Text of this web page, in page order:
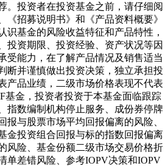
。投资者在投资基金之前，请仔细阅
《招募说明书》和《产品资料概要》
识基金的风险收益特征和产品特性，
投资期限、投资经验、资产状况等因
受能力，在了解产品情况及销售适当
断并谨慎做出投资决策，独立承担投
产品业绩，二级市场价格表现不代表
基金，投资者投资于本基金面临跟踪
指数编制机构停止服务、成份券停牌
报与股票市场平均回报偏离的风险、
金投资组合回报与标的指数回报偏离
风险、基金份额二级市场交易价格折
单差错风险、参考IOPV决策和IOPV